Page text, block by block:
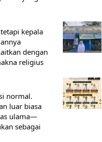
kepala
dengan
religius
normal.
luar biasa
ulama—
sebagai